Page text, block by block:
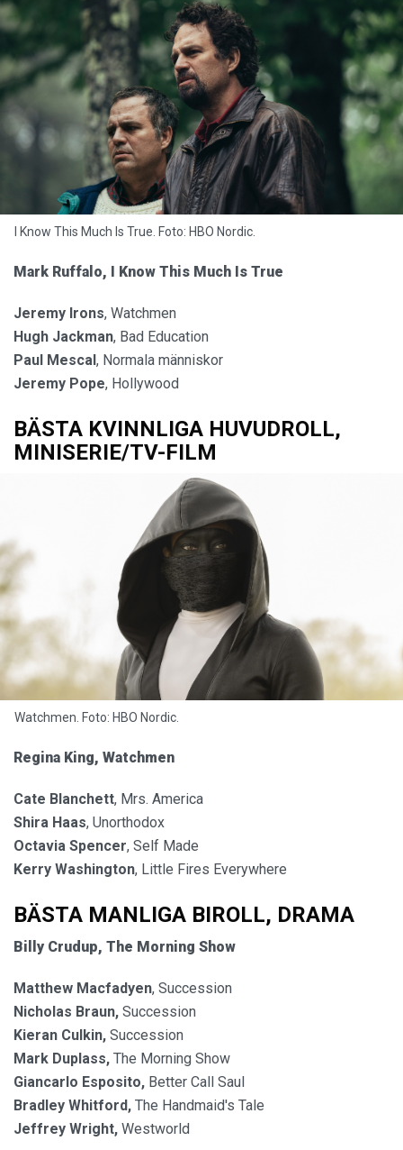
I Know This Much Is True. Foto: HBO Nordic.
Mark Ruffalo, I Know This Much Is True
Jeremy Irons, Watchmen
Hugh Jackman, Bad Education
Paul Mescal, Normala människor
Jeremy Pope, Hollywood
BÄSTA KVINNLIGA HUVUDROLL,
MINISERIE/TV-FILM
Watchmen. Foto: HBO Nordic.
Regina King, Watchmen
Cate Blanchett, Mrs. America
Shira Haas, Unorthodox
Octavia Spencer, Self Made
Kerry Washington, Little Fires Everywhere
BÄSTA MANLIGA BIROLL, DRAMA
Billy Crudup, The Morning Show
Matthew Macfadyen, Succession
Nicholas Braun, Succession
Kieran Culkin, Succession
Mark Duplass, The Morning Show
Giancarlo Esposito, Better Call Saul
Bradley Whitford, The Handmaid's Tale
Jeffrey Wright, Westworld